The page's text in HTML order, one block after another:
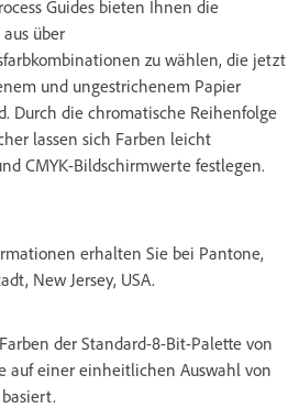
Guides bieten Ihnen die
über
zu wählen, die jetzt
und ungestrichenem Papier
Durch die chromatische Reihenfolge
lassen sich Farben leicht
CMYK-Bildschirmwerte festlegen.
erhalten Sie bei Pantone,
New Jersey, USA.
der Standard-8-Bit-Palette von
auf einer einheitlichen Auswahl von